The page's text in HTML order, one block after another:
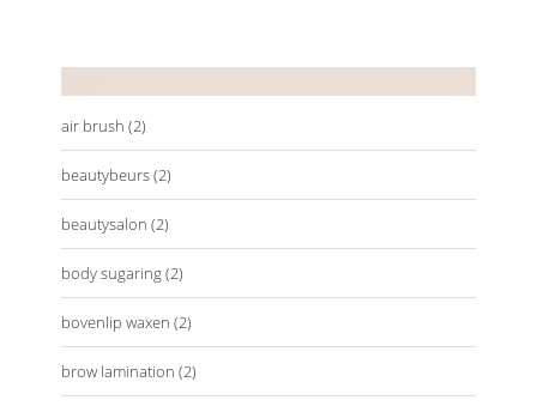
air brush (2)
beautybeurs(2)
beautysalon (2)
body sugaring(2)
bovenlip waxen (2)
brow lamination (2)